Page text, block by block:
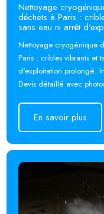
Nettoyage
déchets à Paris :
sans eau ni arrêt
Nettoyage cryogénique
Paris : cribles vibrants et
d'exploitation prolongé.
Devis détaillé avec
En savoir plus